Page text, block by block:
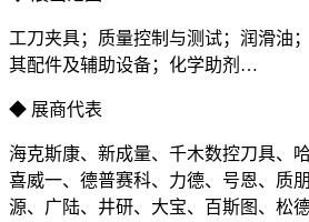
工刀夹具；质量控制与测试；润滑油
其配件及辅助设备；化学助剂…
◆ 展商代表
海克斯康、新成量、千木数控刀具、
喜威一、德普赛科、力德、号恩、质
源、广陆、井研、大宝、百斯图、松